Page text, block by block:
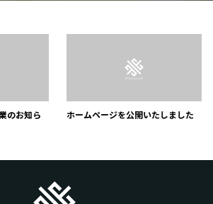
のお知ら
ホームページを公開いたしました